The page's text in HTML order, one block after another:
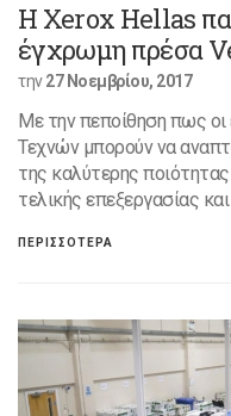
Η Xerox Hellas
έγχρωμη πρέσα
την27 Νοεμβρίου, 2017
Με την πεποίθηση πως
Τεχνών μπορούν να
της καλύτερης
τελικής επεξεργασίας
ΠΕΡΙΣΣΟΤΕΡΑ